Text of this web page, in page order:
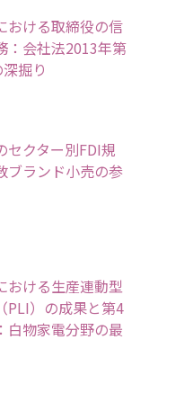
おける取締役の信
：会社法2013年第
掘り
セクター別FDI規
ブランド小売の参
おける生産連動型
PLI）の成果と第4
白物家電分野の最